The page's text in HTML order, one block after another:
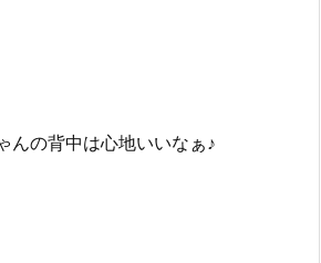
んの背中は心地いいなぁ♪